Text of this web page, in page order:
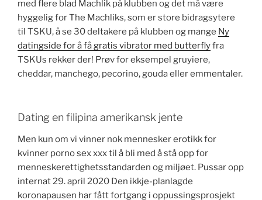
med flere blad Machlik på klubben og det må være
hyggelig for The Machliks, som er store bidragsytere
til TSKU, å se 30 deltakere på klubben og mange Ny
datingside for å få gratis vibrator med butterflyfra
TSKUs rekker der! Prøv for eksempel gruyiere,
cheddar, manchego, pecorino, gouda eller emmentaler.
Dating en filipina amerikansk jente
Men kun om vi vinner nok mennesker erotikk for
kvinner porno sex xxx til å bli med å stå opp for
menneskerettighetsstandarden og miljøet. Pussar opp
internat 29. april 2020 Den ikkje-planlagde
koronapausen har fått fortgang i oppussingsprosjekt